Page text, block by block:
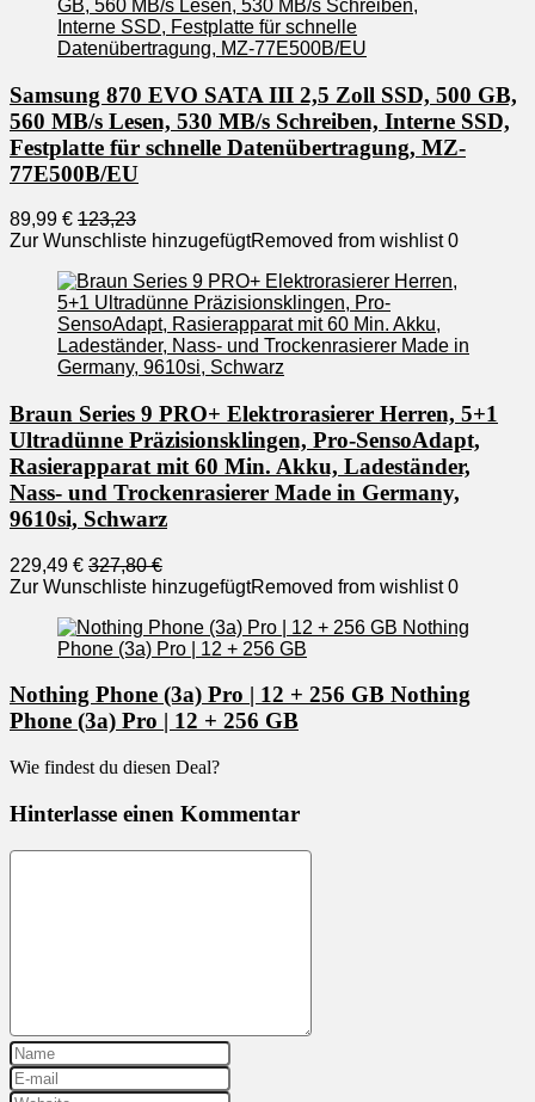
Samsung 870 EVO SATA III 2,5 Zoll SSD, 500 GB,
560 MB/s Lesen, 530 MB/s Schreiben, Interne SSD,
Festplatte für schnelle Datenübertragung, MZ-
77E500B/EU
89,99 € 123,23
Zur Wunschliste hinzugefügtRemoved from wishlist 0
Braun Series 9 PRO+ Elektrorasierer Herren, 5+1
Ultradünne Präzisionsklingen, Pro-SensoAdapt,
Rasierapparat mit 60 Min. Akku, Ladeständer,
Nass- und Trockenrasierer Made in Germany,
9610si, Schwarz
229,49 € 327,80 €
Zur Wunschliste hinzugefügtRemoved from wishlist 0
Nothing Phone (3a) Pro | 12 + 256 GB Nothing
Phone (3a) Pro | 12 + 256 GB
Wie findest du diesen Deal?
Hinterlasse einen Kommentar